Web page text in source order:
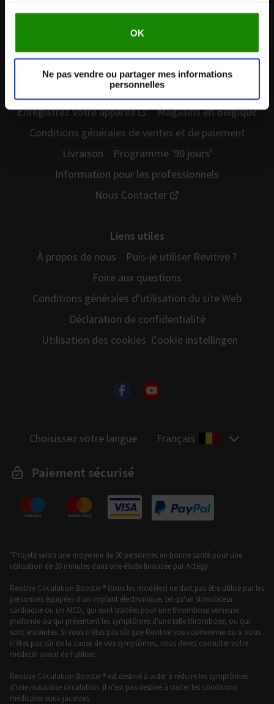
OK
Ne pas vendre ou partager mes informations
personnelles
Medic Coach: Nouveau et Amélioré
Essential
Aerosure
Service clientèle
Enregistrez votre appareil
Magasins en Belgique
Conditions générales de ventes et de paiement
Livraison
Programme '90 jours'
Information pour les professionnels
Nous Contacter
Liens utiles
À propos de nous
Puis-je utiliser Revitive ?
Foire aux questions
Conditions générales d'utilisation du site Web
Déclaration de confidentialité
Utilisation des cookies Cookie instellingen
Choisissez votre langue Français
Paiement sécurisé
*Projeté selon une moyenne de 30 personnes en bonne santé pour une
utilisation de 30 minutes dans une étude financée par Actegy.
Revitive Circulation Booster® (tous les modèles) ne doit pas être utilisé par les
personnes équipées d'un implant électronique, tel qu'un stimulateur
cardiaque ou un AICD, qui sont traitées pour une thrombose veineuse
profonde ou qui présentent les symptômes d'une telle thrombose, ou qui
sont enceintes. Si vous n'êtes pas sûr que Revitive vous convienne ou si vous
n'êtes pas sûr de la cause de vos symptômes, vous devez consulter votre
médecin avant de l'utiliser.
Revitive Circulation Booster® est destiné à aider à réduire les symptômes
d'une mauvaise circulation. Il n'est pas destiné à traiter les conditions
médicales sous-jacentes.